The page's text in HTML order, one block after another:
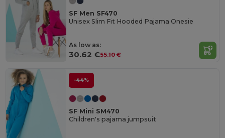
SF Men SF470
Unisex Slim Fit Hooded Pajama Onesie
As low as:
30.62 €55.10 €
-44%
SF Mini SM470
Children's pajama jumpsuit